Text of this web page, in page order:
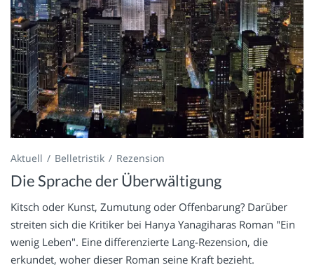
Aktuell Belletristik Rezension
Die Sprache der Überwältigung
Kitsch oder Kunst, Zumutung oder Offenbarung? Darüber
streiten sich die Kritiker bei Hanya Yanagiharas Roman "Ein
wenig Leben". Eine differenzierte Lang-Rezension, die
erkundet, woher dieser Roman seine Kraft bezieht.